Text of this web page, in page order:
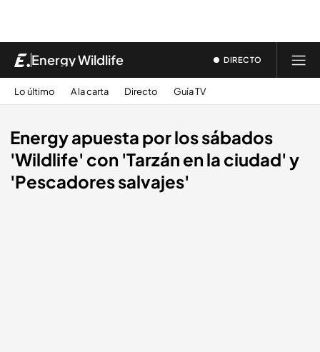
Energy Wildlife DIRECTO
Lo último A la carta Directo Guía TV
Energy apuesta por los sábados
'Wildlife' con 'Tarzán en la ciudad' y
'Pescadores salvajes'